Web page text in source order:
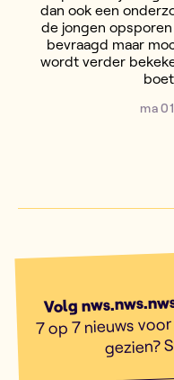
dan ook een
de jongen
bevraagd maar
wordt verder
ma
Volg
7 op 7 nieuws
gezien?